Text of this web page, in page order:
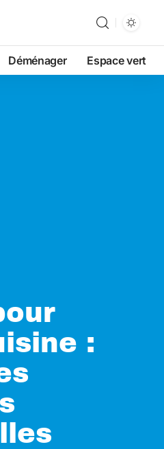
Déménager Espace vert
: